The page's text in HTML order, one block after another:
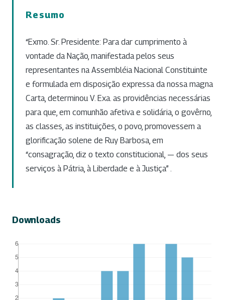
Resumo
“Exmo. Sr. Presidente: Para dar cumprimento à
vontade da Nação, manifestada pelos seus
representantes na Assembléia Nacional Constituinte
e formulada em disposição expressa da nossa magna
Carta, determinou V. Exa. as providências necessárias
para que, em comunhão afetiva e solidária, o govêrno,
as classes, as instituições, o povo, promovessem a
glorificação solene de Ruy Barbosa, em
“consagração, diz o texto constitucional, — dos seus
serviços à Pátria, à Liberdade e à Justiça” .
Downloads